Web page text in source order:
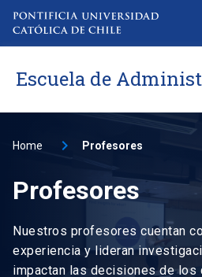
Escuela de
Home Profesores
Profesores
Nuestros profesores cuentan
experiencia y lideran
impactan las decisiones de